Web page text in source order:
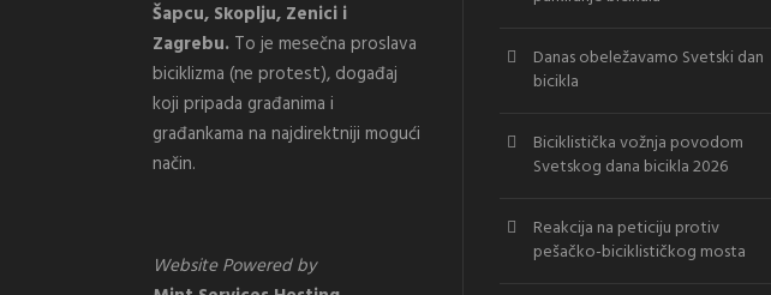
Šapcu, Skoplju, Zenici i
Zagrebu. To je mesečna proslava
biciklizma (ne protest), događaj
koji pripada građanima i
građankama na najdirektniji mogući
način.
Website Powered by
Danas obeležavamo Svetski dan
bicikla
Biciklistička vožnja povodom
Svetskog dana bicikla 2026
Reakcija na peticiju protiv
pešačko-biciklističkog mosta